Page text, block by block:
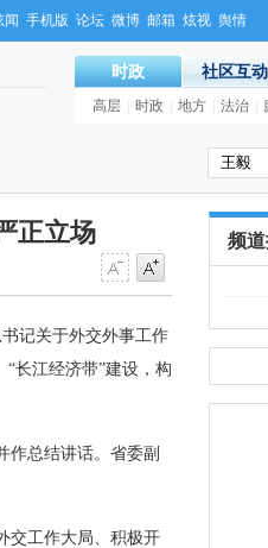
闻 手机版 论坛 微博 邮箱 炫视 舆情
塞拉利昂发生埃博拉血样“乌龙”事件
时政 社区互动
高层 时政 地方 法治
正立场
记关于外交外事工作
长江经济带”建设，构
作总结讲话。省委副
工作大局、积极开
频